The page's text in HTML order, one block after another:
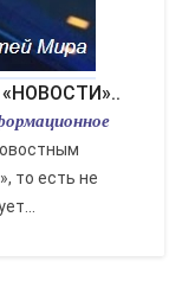
то есть не